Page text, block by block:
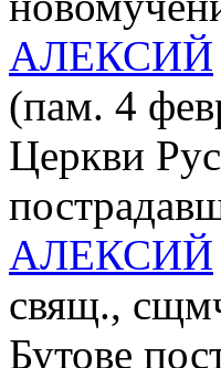
АЛЕКСИЙ
(пам. 4
Церкви
АЛЕКСИЙ
свящ.,
Бутове